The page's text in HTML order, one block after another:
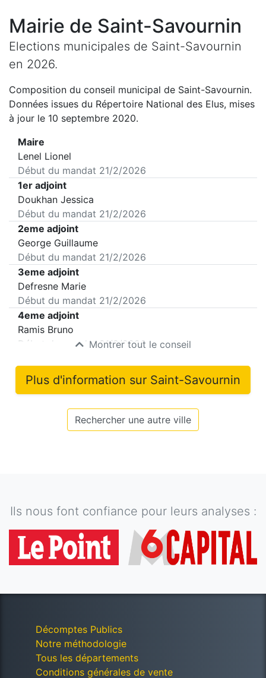
Mairie de Saint-Savournin
Elections municipales de Saint-Savournin
en 2026.
Composition du conseil municipal de Saint-Savournin.
Données issues du Répertoire National des Elus, mises
à jour le 10 septembre 2020.
Maire
Lenel Lionel
Début du mandat 21/2/2026
1er adjoint
Doukhan Jessica
Début du mandat 21/2/2026
2eme adjoint
George Guillaume
Début du mandat 21/2/2026
3eme adjoint
Defresne Marie
Début du mandat 21/2/2026
4eme adjoint
Ramis Bruno
Début du mandat21/2/2026
Montrer tout le conseil
Plus d'information sur Saint-Savournin
Rechercher une autre ville
Ils nous font confiance pour leurs analyses :
Décomptes Publics
Notre méthodologie
Tous les départements
Conditions générales de vente